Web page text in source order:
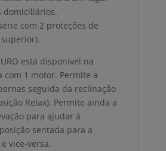
domiciliários.
com 2 proteções de
está disponível na
com 1 motor. Permite a
seguida da reclinação
Relax). Permite ainda a
para ajudar à
sentada para a
vice-versa.